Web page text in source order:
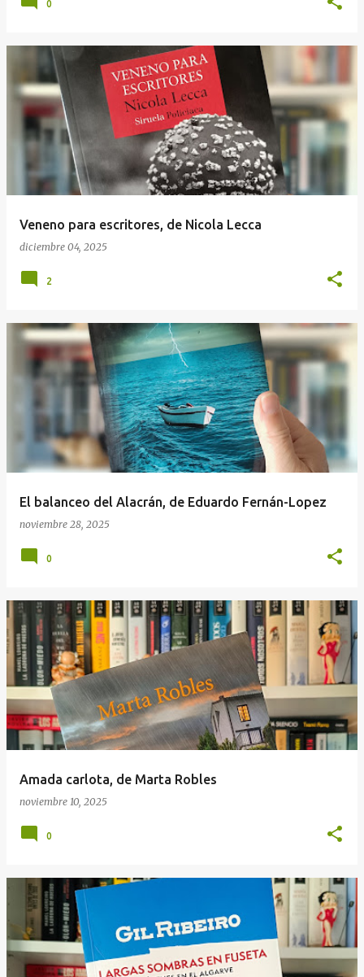
0
Veneno para escritores, de Nicola Lecca
diciembre 04, 2025
2
El balanceo del Alacrán, de Eduardo Fernán-Lopez
noviembre 28, 2025
0
Amada carlota, de Marta Robles
noviembre 10, 2025
0